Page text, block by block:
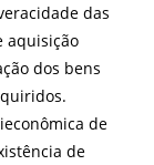
das
aquisição
dos bens
de
de